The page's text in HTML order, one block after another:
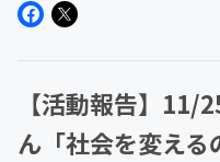
ダカラ」の代表・舩坂香
【活動報告】11/
ん「社会を変え